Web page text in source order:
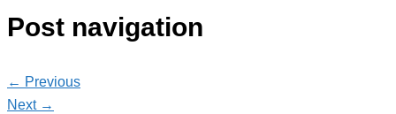
Post navigation
← Previous
Next →